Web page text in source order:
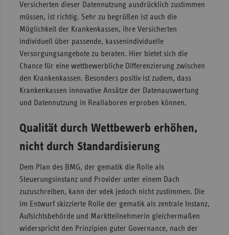
Versicherten dieser Datennutzung ausdrücklich zustimmen
müssen, ist richtig. Sehr zu begrüßen ist auch die
Möglichkeit der Krankenkassen, ihre Versicherten
individuell über passende, kassenindividuelle
Versorgungsangebote zu beraten. Hier bietet sich die
Chance für eine wettbewerbliche Differenzierung zwischen
den Krankenkassen. Besonders positiv ist zudem, dass
Krankenkassen innovative Ansätze der Datenauswertung
und Datennutzung in Reallaboren erproben können.
Qualität durch Wettbewerb erhöhen,
nicht durch Standardisierung
Dem Plan des BMG, der gematik die Rolle als
Steuerungsinstanz und Provider unter einem Dach
zuzuschreiben, kann der vdek jedoch nicht zustimmen. Die
im Entwurf skizzierte Rolle der gematik als zentrale Instanz,
Aufsichtsbehörde und Marktteilnehmerin gleichermaßen
widerspricht den Prinzipien guter Governance, nach der